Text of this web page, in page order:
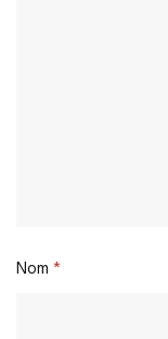
Nom *